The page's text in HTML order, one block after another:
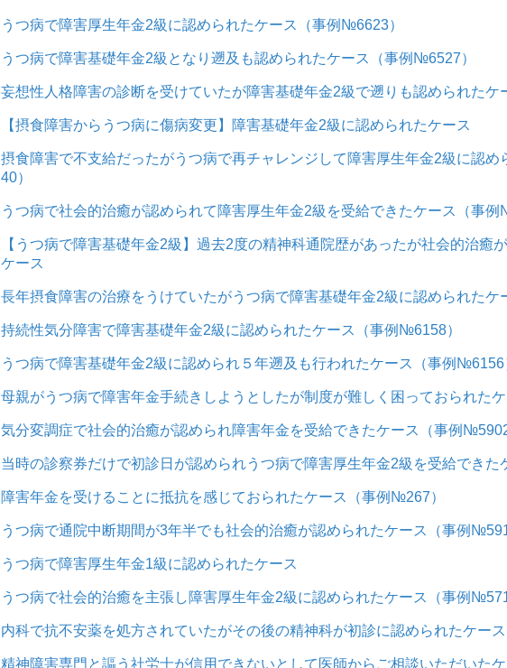
うつ病で障害厚生年金2級に認められたケース（事例№6623）
うつ病で障害基礎年金2級となり遡及も認められたケース（事例№6527）
妄想性人格障害の診断を受けていたが障害基礎年金2級で遡りも認められたケ
【摂食障害からうつ病に傷病変更】障害基礎年金2級に認められたケース
摂食障害で不支給だったがうつ病で再チャレンジして障害厚生年金2級に認
40）
うつ病で社会的治癒が認められて障害厚生年金2級を受給できたケース（事例
【うつ病で障害基礎年金2級】過去2度の精神科通院歴があったが社会的治癒
ケース
長年摂食障害の治療をうけていたがうつ病で障害基礎年金2級に認められたケ
持続性気分障害で障害基礎年金2級に認められたケース（事例№6158）
うつ病で障害基礎年金2級に認められ５年遡及も行われたケース（事例№6156
母親がうつ病で障害年金手続きしようとしたが制度が難しく困っておられた
気分変調症で社会的治癒が認められ障害年金を受給できたケース（事例№5902
当時の診察券だけで初診日が認められうつ病で障害厚生年金2級を受給できた
障害年金を受けることに抵抗を感じておられたケース（事例№267）
うつ病で通院中断期間が3年半でも社会的治癒が認められたケース（事例
うつ病で障害厚生年金1級に認められたケース
うつ病で社会的治癒を主張し障害厚生年金2級に認められたケース（事例
内科で抗不安薬を処方されていたがその後の精神科が初診に認められたケー
精神障害専門と謳う社労士が信用できないとして医師からご相談いただいた